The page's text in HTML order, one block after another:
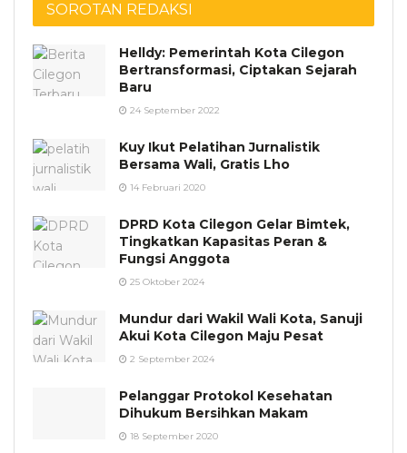
SOROTAN REDAKSI
Helldy: Pemerintah Kota Cilegon
Bertransformasi, Ciptakan Sejarah
Baru
24 September 2022
Kuy Ikut Pelatihan Jurnalistik
Bersama Wali, Gratis Lho
14 Februari 2020
DPRD Kota Cilegon Gelar Bimtek,
Tingkatkan Kapasitas Peran &
Fungsi Anggota
25 Oktober 2024
Mundur dari Wakil Wali Kota, Sanuji
Akui Kota Cilegon Maju Pesat
2 September 2024
Pelanggar Protokol Kesehatan
Dihukum Bersihkan Makam
18 September 2020